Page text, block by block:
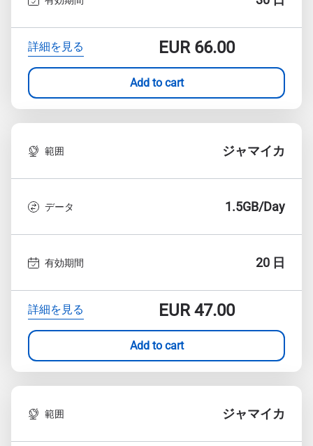
詳細を見る EUR66.00
Add to cart
範囲 ジャマイカ
データ 1.5GB/Day
有効期間 20 日
詳細を見る EUR47.00
Add to cart
範囲 ジャマイカ